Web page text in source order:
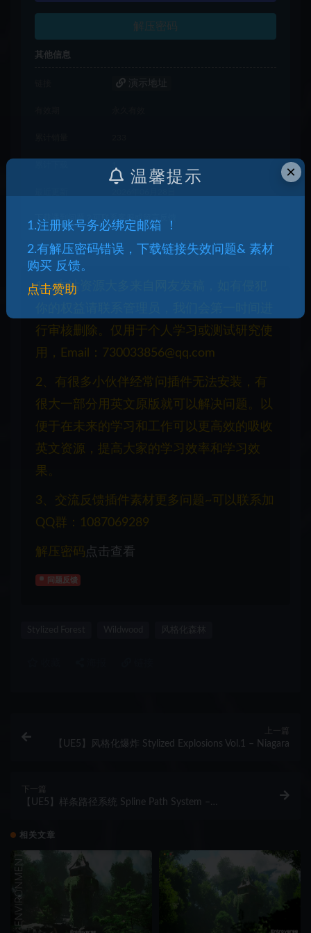
解压密码
其他信息
演示地址
下载遇到问题？可联系客服或留言反馈
1、本站资源大多来自网友发稿，如有侵犯
行审核删除。仅用于个人学习或测试研究使
用，Email：730033856@qq.com
2、有很多小伙伴经常问插件无法安装，有
很大一部分用英文原版就可以解决问题。以
便于在未来的学习和工作可以更高效的吸收
英文资源，提高大家的学习效率和学习效
果。
3、交流反馈插件素材更多问题~可以联系加
QQ群：1087069289
解压密码 点击查看
问题反馈
上一篇
【UE5】风格化爆炸 Stylized Explosions Vol.1 – Niagara
下一篇
【UE5】样条路径系统 Spline Path System –
相关文章
×
温馨提示
1.注册账号务必绑定邮箱 ！
2.有解压密码错误，下载链接失效问题& 素材
购买 反馈。
点击赞助